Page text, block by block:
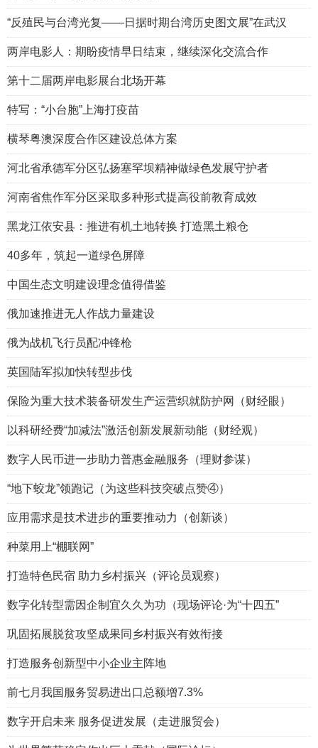
“反殖民与台湾光复——日据时期台湾历史图文展”在武汉
两岸电影人：期盼疫情早日结束，继续深化交流合作
第十二届两岸电影展台北场开幕
特写：“小台胞”上海打疫苗
横琴粤澳深度合作区建设总体方案
河北省承德军分区弘扬塞罕坝精神做绿色发展守护者
河南省焦作军分区采取多种形式提高役前教育成效
黑龙江依安县：推进有机土地转换 打造黑土粮仓
40多年，筑起一道绿色屏障
中国生态文明建设理念值得借鉴
俄加速推进无人作战力量建设
俄为战机飞行员配冲锋枪
英国陆军拟加快转型步伐
保险为重大技术装备研发生产运营织就防护网（财经眼）
以科研经费“加减法”激活创新发展新动能（财经观）
数字人民币进一步助力普惠金融服务（理财参谋）
“地下蛟龙”领跑记（为这些科技突破点赞④）
应用需求是技术进步的重要推动力（创新谈）
种菜用上“棚联网”
打造特色民宿 助力乡村振兴（评论员观察）
数字化转型需因企制宜久久为功（现场评论·为“十四五”
巩固拓展脱贫攻坚成果同乡村振兴有效衔接
打造服务创新型中小企业主阵地
前七月我国服务贸易进出口总额增7.3%
数字开启未来 服务促进发展（走进服贸会）